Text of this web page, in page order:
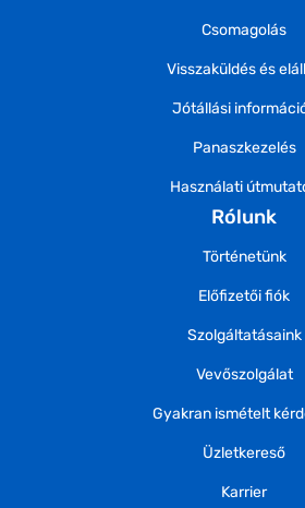
Csomagolás
Visszaküldés és
Jótállási
Panaszkezelés
Használati
Rólunk
Történetünk
Előfizetői fiók
Szolgáltatásaink
Vevőszolgálat
Gyakran ismételt
Üzletkereső
Karrier